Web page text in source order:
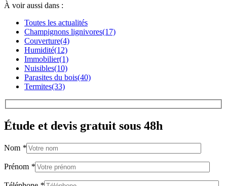
À voir aussi dans :
Toutes les actualités
Champignons lignivores(17)
Couverture(4)
Humidité(12)
Immobilier(1)
Nuisibles(10)
Parasites du bois(40)
Termites(33)
Étude et devis gratuit sous 48h
Nom *
Prénom *